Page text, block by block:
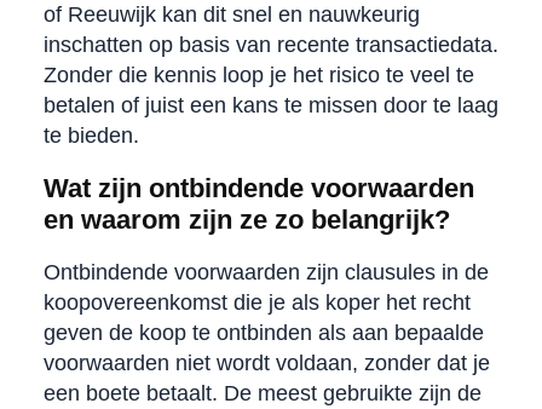
of Reeuwijk kan dit snel en nauwkeurig
inschatten op basis van recente transactiedata.
Zonder die kennis loop je het risico te veel te
betalen of juist een kans te missen door te laag
te bieden.
Wat zijn ontbindende voorwaarden
en waarom zijn ze zo belangrijk?
Ontbindende voorwaarden zijn clausules in de
koopovereenkomst die je als koper het recht
geven de koop te ontbinden als aan bepaalde
voorwaarden niet wordt voldaan, zonder dat je
een boete betaalt. De meest gebruikte zijn de